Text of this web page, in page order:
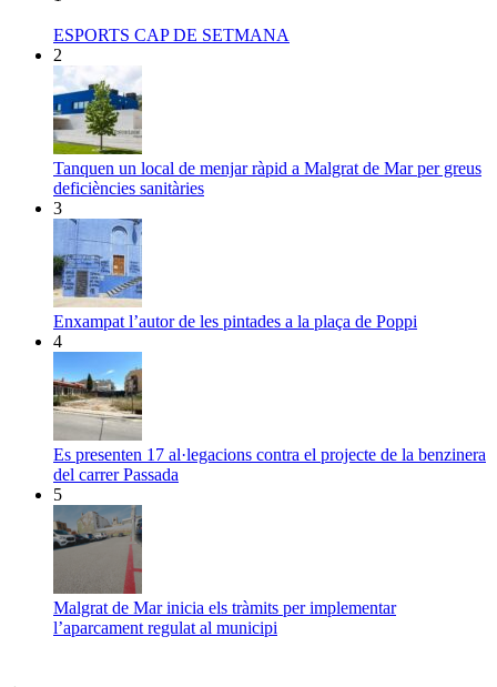
ESPORTS CAP DE SETMANA
2
Tanquen un local de menjar ràpid a Malgrat de Mar per greus
deficiències sanitàries
3
Enxampat l’autor de les pintades a la plaça de Poppi
4
Es presenten 17 al·legacions contra el projecte de la benzinera
del carrer Passada
5
Malgrat de Mar inicia els tràmits per implementar
l’aparcament regulat al municipi